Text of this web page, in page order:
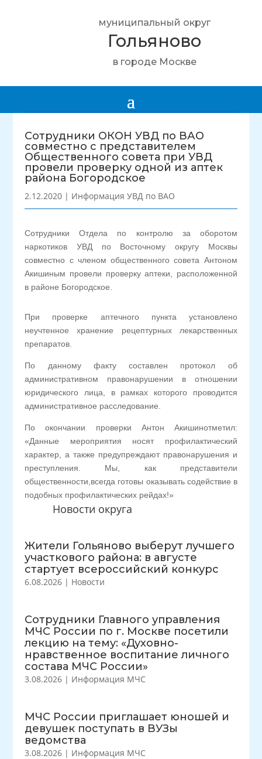
муниципальный округ
Гольяново
в городе Москве
Новости округа
Жители Гольяново выберут лучшего
участкового района: в августе
стартует всероссийский конкурс
6.08.2026 | Новости
Сотрудники Главного управления
МЧС России по г. Москве посетили
лекцию на тему: «Духовно-
нравственное воспитание личного
состава МЧС России»
3.08.2026 | Информация МЧС
МЧС России приглашает юношей и
девушек поступать в ВУЗы
ведомства
3.08.2026 | Информация МЧС
Сотрудники ОКОН УВД по ВАО
совместно с представителем
Общественного совета при УВД
провели проверку одной из аптек
района Богородское
2.12.2020 | Информация УВД по ВАО
Сотрудники Отдела по контролю за оборотом
наркотиков УВД по Восточному округу Москвы
совместно с членом общественного совета Антоном
Акишиным провели проверку аптеки, расположенной
в районе Богородское.
При проверке аптечного пункта установлено
неучтенное хранение рецептурных лекарственных
препаратов.
По данному факту составлен протокол об
административном правонарушении в отношении
юридического лица, в рамках которого проводится
административное расследование.
По окончании проверки Антон Акишинотметил:
«Данные мероприятия носят профилактический
характер, а также предупреждают правонарушения и
преступления. Мы, как представители
общественности,всегда готовы оказывать содействие в
подобных профилактических рейдах!»